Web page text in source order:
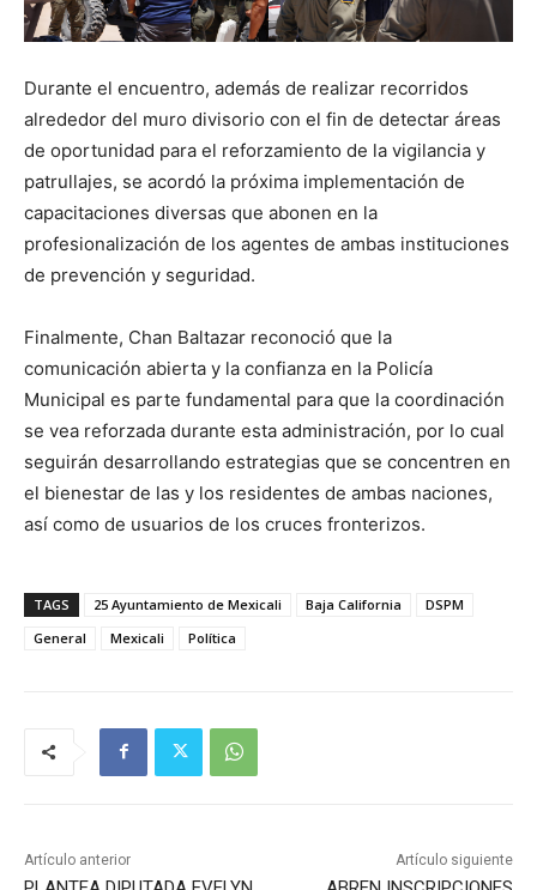
Durante el encuentro, además de realizar recorridos
alrededor del muro divisorio con el fin de detectar áreas
de oportunidad para el reforzamiento de la vigilancia y
patrullajes, se acordó la próxima implementación de
capacitaciones diversas que abonen en la
profesionalización de los agentes de ambas instituciones
de prevención y seguridad.
Finalmente, Chan Baltazar reconoció que la
comunicación abierta y la confianza en la Policía
Municipal es parte fundamental para que la coordinación
se vea reforzada durante esta administración, por lo cual
seguirán desarrollando estrategias que se concentren en
el bienestar de las y los residentes de ambas naciones,
así como de usuarios de los cruces fronterizos.
TAGS 25 Ayuntamiento de Mexicali Baja California
DSPM
General
Mexicali Política
Artículo anterior Artículo siguiente